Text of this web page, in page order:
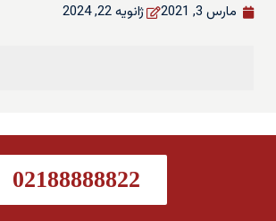
مارس 3, 2021 ژانویه 22, 2024
02188888822